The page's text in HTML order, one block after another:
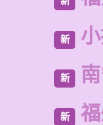
新
新
新